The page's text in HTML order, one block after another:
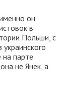
он
в
Польши, с
парте
не Янек, а